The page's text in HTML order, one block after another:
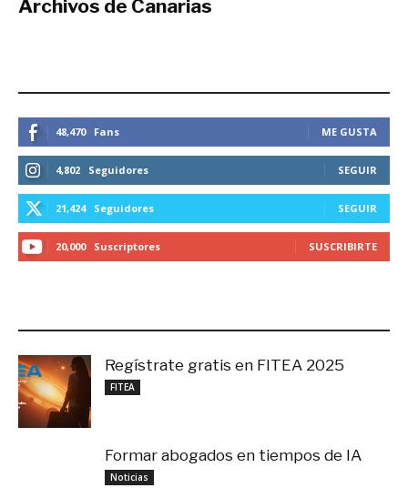
Archivos de Canarias
48,470 Fans ME GUSTA
4,802 Seguidores SEGUIR
21,424 Seguidores SEGUIR
20,000 Suscriptores SUSCRIBIRTE
Regístrate gratis en FITEA 2025
FITEA
Formar abogados en tiempos de IA
Noticias